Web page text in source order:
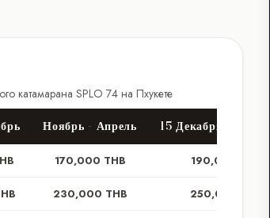
катамарана SPLO 74 на Пхукете
Ноябрь - Апрель 15 Декабря - 15
170,000 THB 190,000 THB
230,000 THB 250,000 THB